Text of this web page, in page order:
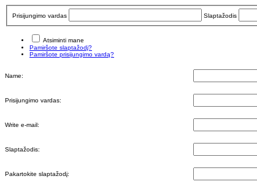
Prisijungimo vardas Slaptažodis
Atsiminti mane
Pamiršote slaptažodį?
Pamiršote prisijungimo vardą?
Name:
Prisijungimo vardas:
Write e-mail:
Slaptažodis:
Pakartokite slaptažodį: